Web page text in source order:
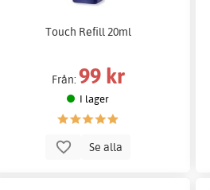
Touch Refill 20ml
Från: 99 kr
I lager
Se alla